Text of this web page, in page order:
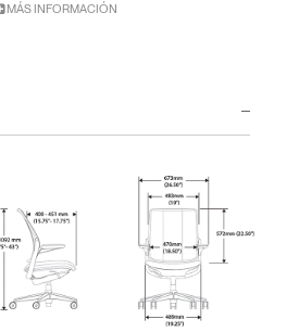
en diseño y arquitectura y una titulación
Entre sus numerosos galardones
Design Award del Museo Nacional de
el 1999 Chrysler Design Award. En su
sus esfuerzos en diseños
oficina, sobre todo en el ámbito de la
la que lideró múltiples avances
neumáticos para el ajuste de
MÁS INFORMACIÓN